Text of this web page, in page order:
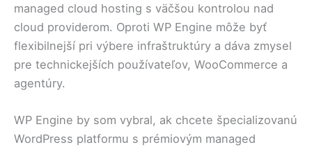
managed cloud hosting s väčšou kontrolou nad
cloud providerom. Oproti WP Engine môže byť
flexibilnejší pri výbere infraštruktúry a dáva zmysel
pre technickejších používateľov, WooCommerce a
agentúry.
WP Engine by som vybral, ak chcete špecializovanú
WordPress platformu s prémiovým managed